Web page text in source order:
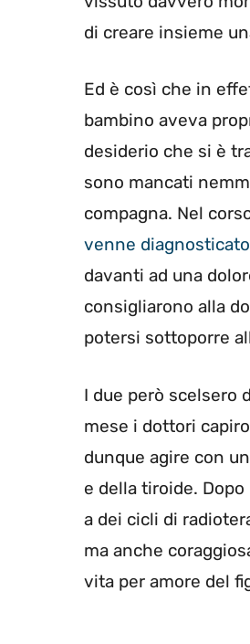
di creare insieme
Ed è così che in
bambino aveva
desiderio che si è
sono mancati
compagna. Nel
venne
davanti ad una
consigliarono alla
potersi sottoporre
I due però scelsero
mese i dottori
dunque agire con un
e della tiroide.
a dei cicli di
ma anche
vita per amore del